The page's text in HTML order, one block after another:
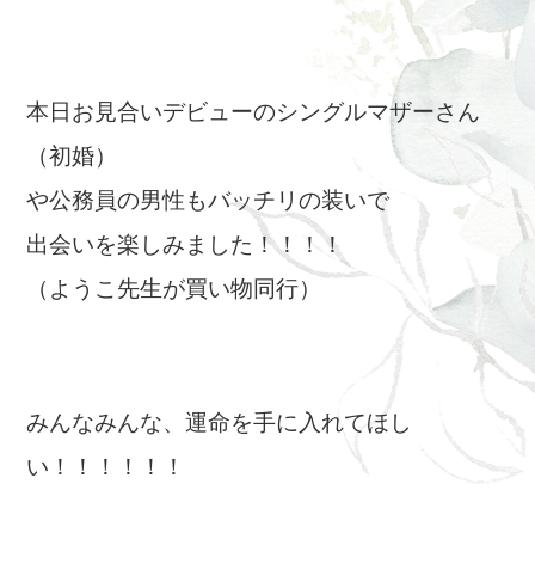
本日お見合いデビューのシングルマザーさん
（初婚）
や公務員の男性もバッチリの装いで
出会いを楽しみました！！！！
（ようこ先生が買い物同行）
みんなみんな、運命を手に入れてほし
い！！！！！！